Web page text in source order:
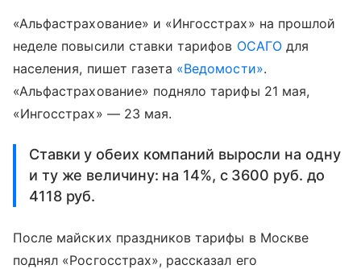
«Альфастрахование» и «Ингосстрах» на прошлой
неделе повысили ставки тарифов ОСАГОдля
населения, пишет газета «Ведомости».
«Альфастрахование» подняло тарифы 21 мая,
«Ингосстрах» — 23 мая.
Ставки у обеих компаний выросли на одну
и ту же величину: на 14%, с 3600 руб. до
4118 руб.
После майских праздников тарифы в Москве
поднял «Росгосстрах», рассказал его